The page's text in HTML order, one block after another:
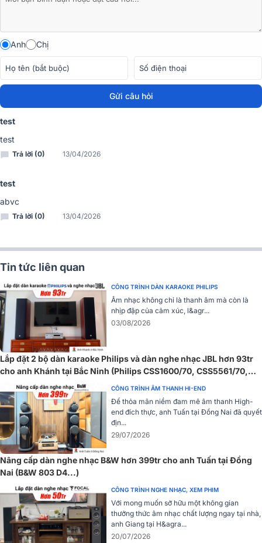
WiiM Vibelink Amp là mẫu ampli hi-fi cao cấp được thiết kế để
Thiết bị sở hữu công suất lên tới 100W/kênh ở 8Ω và 200W/kênh ở
4Ω, dễ dàng phối ghép với nhiều dòng loa khác nhau. Bên trong là
mạch khuếch đại Class D kết hợp công nghệ PFFB cùng DAC ESS
9038Q2M cao cấp, giúp tái tạo âm thanh chi tiết, giảm méo tiếng
và duy trì độ trung thực cao.
WiiM Vibelink Amp còn hỗ trợ phát nhạc bit-perfect 192kHz/24-bit
qua cổng Optical và Coaxial, đáp ứng nhu cầu thưởng thức nhạc
chất lượng cao. Hoàn thiện bằng khung nhôm chắc chắn cùng hệ
thống tản nhiệt tiên tiến, sản phẩm đảm bảo hoạt động ổn định và
bền bỉ trong thời gian dài.
XEM THÊM CHI TIẾT TẠI:
>> Amply WiiM Vibelink Amp
nhạc tuyệt vời.
Để có cơ hội sở hữuDàn nghe nhạc 2 kênh Stereo NN72chính
hãng, chất lượng hãy đến với hệ thống Showroom
Elec
hoặc liên hệ hotline1900 0255để được tư vấn và hỗ trợ mua
Anh Chị
Gửi câu hỏi
test
test
Trả lời (0) 13/04/2026
test
abvc
Trả lời (0) 13/04/2026
Tin tức liên quan
CÔNG TRÌNH DÀN KARAOKE PHILIPS
Âm nhạc không chỉ là thanh âm mà còn là
nhịp đập của cảm xúc, l&agr...
03/08/2026
Lắp đặt 2 bộ dàn karaoke Philips và dàn nghe nhạc JBL hơn 93tr
cho anh Khánh tại Bắc Ninh (Philips CSS1600/70, CSS5561/70,
CSS3752/70, CSS3331/70)
CÔNG TRÌNH ÂM THANH HI-END
Để thỏa mãn niềm đam mê âm thanh High-
end đích thực, anh Tuấn tại Đồng Nai đã quyết
địn...
29/07/2026
Nâng cấp dàn nghe nhạc B&W hơn 399tr cho anh Tuấn tại Đồng
Nai (B&W 803 D4...)
CÔNG TRÌNH NGHE NHẠC, XEM PHIM
Với mong muốn sở hữu một không gian
thưởng thức âm nhạc chất lượng ngay tại nhà,
anh Giang tại H&agra...
20/07/2026